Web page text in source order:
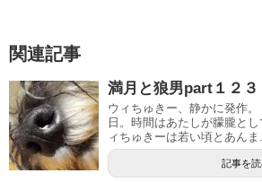
関連記事
満月と狼男part１２３
ウィちゅきー、静かに発作
日。時間はあたしが朦朧と
ィちゅきーは若い頃とあんま
記事を